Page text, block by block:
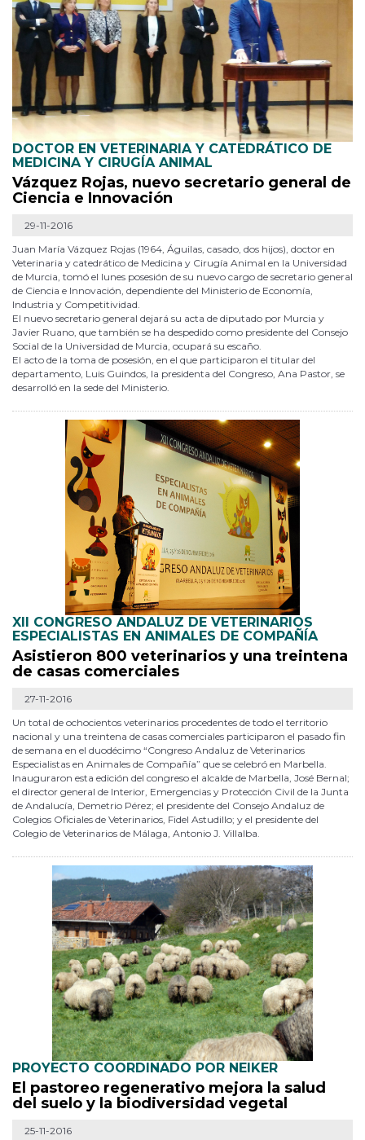
DOCTOR EN VETERINARIA Y CATEDRÁTICO DE
MEDICINA Y CIRUGÍA ANIMAL
Vázquez Rojas, nuevo secretario general de
Ciencia e Innovación
29-11-2016
Juan María Vázquez Rojas (1964, Águilas, casado, dos hijos), doctor en
Veterinaria y catedrático de Medicina y Cirugía Animal en la Universidad
de Murcia, tomó el lunes posesión de su nuevo cargo de secretario general
de Ciencia e Innovación, dependiente del Ministerio de Economía,
Industria y Competitividad.
El nuevo secretario general dejará su acta de diputado por Murcia y
Javier Ruano, que también se ha despedido como presidente del Consejo
Social de la Universidad de Murcia, ocupará su escaño.
El acto de la toma de posesión, en el que participaron el titular del
departamento, Luis Guindos, la presidenta del Congreso, Ana Pastor, se
desarrolló en la sede del Ministerio.
XII CONGRESO ANDALUZ DE VETERINARIOS
ESPECIALISTAS EN ANIMALES DE COMPAÑÍA
Asistieron 800 veterinarios y una treintena
de casas comerciales
27-11-2016
Un total de ochocientos veterinarios procedentes de todo el territorio
nacional y una treintena de casas comerciales participaron el pasado fin
de semana en el duodécimo “Congreso Andaluz de Veterinarios
Especialistas en Animales de Compañía” que se celebró en Marbella.
Inauguraron esta edición del congreso el alcalde de Marbella, José Bernal;
el director general de Interior, Emergencias y Protección Civil de la Junta
de Andalucía, Demetrio Pérez; el presidente del Consejo Andaluz de
Colegios Oficiales de Veterinarios, Fidel Astudillo; y el presidente del
Colegio de Veterinarios de Málaga, Antonio J. Villalba.
PROYECTO COORDINADO POR NEIKER
El pastoreo regenerativo mejora la salud
del suelo y la biodiversidad vegetal
25-11-2016